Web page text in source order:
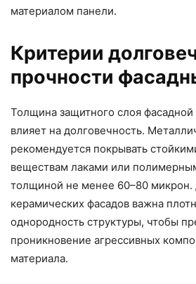
материалом панели.
Критерии
прочности
Толщина защитного слоя
влияет на долговечность.
рекомендуется покрывать
веществам лаками или
толщиной не менее 60–80 микрон.
керамических фасадов важна
однородность структуры, чтобы
проникновение агрессивных
материала.